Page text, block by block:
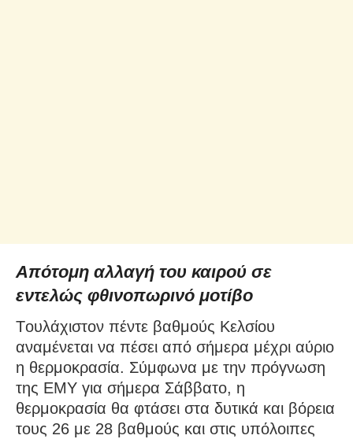
Απότομη αλλαγή του καιρού σε
εντελώς φθινοπωρινό μοτίβο
Tουλάχιστον πέντε βαθμούς Κελσίου
αναμένεται να πέσει από σήμερα μέχρι αύριο
η θερμοκρασία. Σύμφωνα με την πρόγνωση
της ΕΜΥ για σήμερα Σάββατο, η
θερμοκρασία θα φτάσει στα δυτικά και βόρεια
τους 26 με 28 βαθμούς και στις υπόλοιπες